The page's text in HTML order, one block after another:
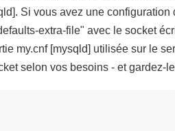
Si vous avez une
extra-file" avec le socket
my.cnf [mysqld] utilisée sur le
selon vos besoins - et